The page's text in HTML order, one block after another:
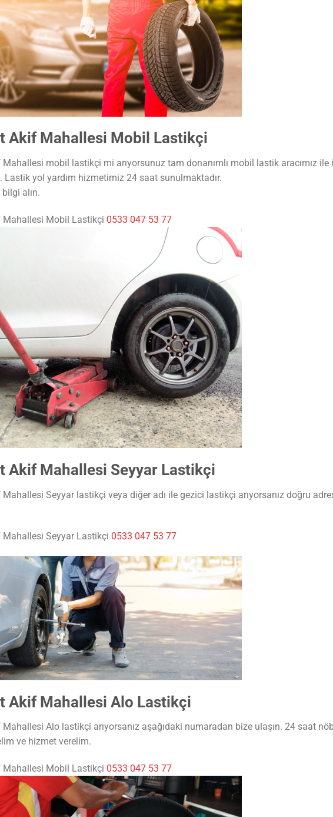
Akif Mahallesi Mobil Lastikçi
mobil lastikçi mi arıyorsunuz tam donanımlı mobil lastik aracımız ile
Lastik yol yardım hizmetimiz 24 saat sunulmaktadır.
alın.
Mahallesi Mobil Lastikçi 0533 047 53 77
Akif Mahallesi Seyyar Lastikçi
Seyyar lastikçi veya diğer adı ile gezici lastikçi arıyorsanız doğru
Mahallesi Seyyar Lastikçi 0533 047 53 77
Akif Mahallesi Alo Lastikçi
Alo lastikçi arıyorsanız aşağıdaki numaradan bize ulaşın. 24 saat
ve hizmet verelim.
Mahallesi Mobil Lastikçi 0533 047 53 77